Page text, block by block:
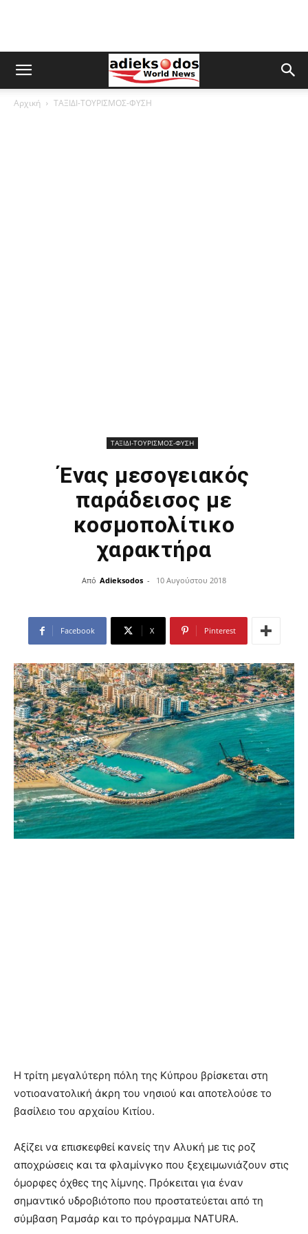
Αρχική ΤΑΞΙΔΙ-ΤΟΥΡΙΣΜΟΣ-ΦΥΣΗ
ΤΑΞΙΔΙ-ΤΟΥΡΙΣΜΟΣ-ΦΥΣΗ
Ένας μεσογειακός
παράδεισος με
κοσμοπολίτικο
χαρακτήρα
Από Adieksodos - 10 Αυγούστου 2018
Facebook X Pinterest
Η τρίτη μεγαλύτερη πόλη της Κύπρου βρίσκεται στη
νοτιοανατολική άκρη του νησιού και αποτελούσε το
βασίλειο του αρχαίου Κιτίου.
Αξίζει να επισκεφθεί κανείς την Αλυκή με τις ροζ
αποχρώσεις και τα φλαμίνγκο που ξεχειμωνιάζουν στις
όμορφες όχθες της λίμνης. Πρόκειται για έναν
σημαντικό υδροβιότοπο που προστατεύεται από τη
σύμβαση Ραμσάρ και το πρόγραμμα NATURA.